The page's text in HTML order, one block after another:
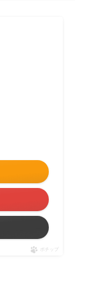
ポチップ